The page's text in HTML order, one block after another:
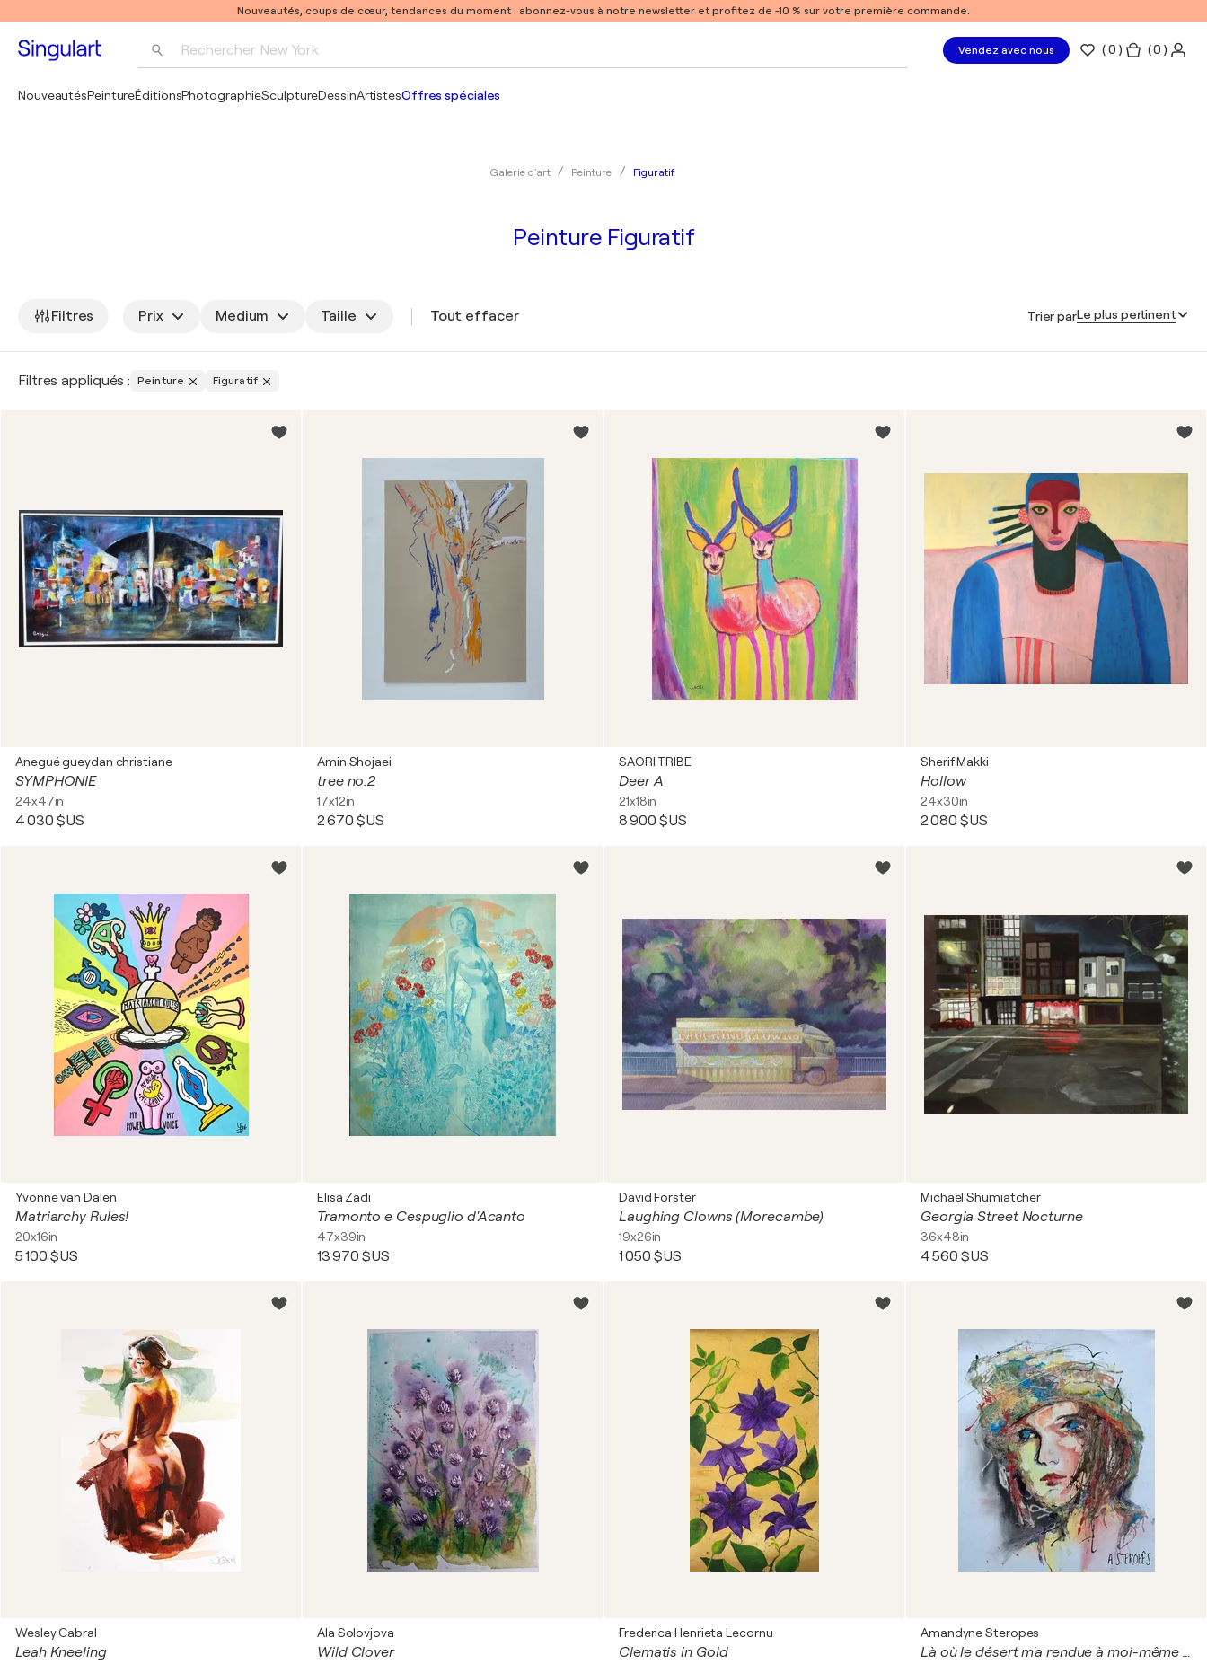
Nouveautés, coups de cœur, tendances du moment : abonnez-vous à notre newsletter et profitez de -10 % sur votre première commande.
Rechercher New York Vendez avec nous (0 ) ( 0 )
NouveautésPeintureÉditionsPhotographieSculptureDessinArtistesOffres spéciales
Galerie d'art Peinture Figuratif
Peinture Figuratif
Filtres Prix Medium Taille Tout effacer Trier parLe plus pertinent
Filtres appliqués : Peinture Figuratif
Anegué gueydan christiane
SYMPHONIE
24x47in
4 030 $US
Amin Shojaei
tree no.2
17x12in
2 670 $US
SAORI TRIBE
Deer A
21x18in
8 900 $US
Sherif Makki
Hollow
24x30in
2 080 $US
Yvonne van Dalen
Matriarchy Rules!
20x16in
5 100 $US
Elisa Zadi
Tramonto e Cespuglio d'Acanto
47x39in
13 970 $US
David Forster
Laughing Clowns (Morecambe)
19x26in
1 050 $US
Michael Shumiatcher
Georgia Street Nocturne
36x48in
4 560 $US
Wesley Cabral
Leah Kneeling
Ala Solovjova
Wild Clover
Frederica Henrieta Lecornu
Clematis in Gold
Amandyne Steropes
Là où le désert m'a rendue à moi-même Ou Complétude d’Oman